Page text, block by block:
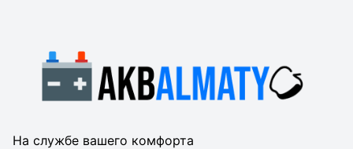
На службе вашего комфорта